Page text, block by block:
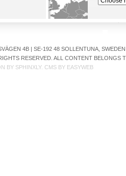
4B | SE-192 48 SOLLENTUNA,
RESERVED. ALL CONTENT
BY SPHINXLY. CMS BY EASYWEB